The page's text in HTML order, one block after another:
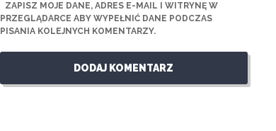
ZAPISZ MOJE DANE, ADRES E-MAIL I WITRYNĘ W
PRZEGLĄDARCE ABY WYPEŁNIĆ DANE PODCZAS
PISANIA KOLEJNYCH KOMENTARZY.